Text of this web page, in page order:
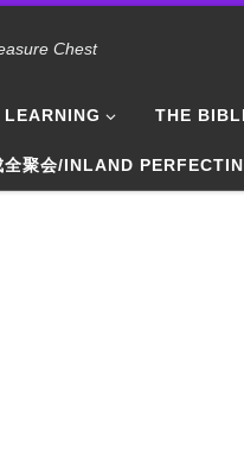
Chest
LEARNING THE
全聚会/INLAND